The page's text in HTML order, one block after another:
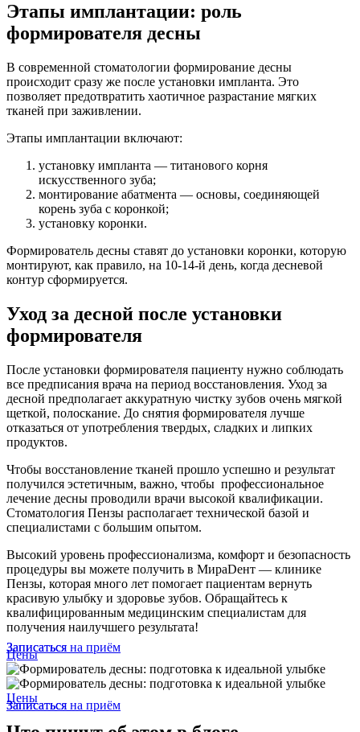
Этапы имплантации: роль
формирователя десны
В современной стоматологии формирование десны
происходит сразу же после установки импланта. Это
позволяет предотвратить хаотичное разрастание мягких
тканей при заживлении.
Этапы имплантации включают:
установку импланта — титанового корня
искусственного зуба;
монтирование абатмента — основы, соединяющей
корень зуба с коронкой;
установку коронки.
Формирователь десны ставят до установки коронки, которую
монтируют, как правило, на 10-14-й день, когда десневой
контур сформируется.
Уход за десной после установки
формирователя
После установки формирователя пациенту нужно соблюдать
все предписания врача на период восстановления. Уход за
десной предполагает аккуратную чистку зубов очень мягкой
щеткой, полоскание. До снятия формирователя лучше
отказаться от употребления твердых, сладких и липких
продуктов.
Чтобы восстановление тканей прошло успешно и результат
получился эстетичным, важно, чтобы профессиональное
лечение десны проводили врачи высокой квалификации.
Стоматология Пензы располагает технической базой и
специалистами с большим опытом.
Высокий уровень профессионализма, комфорт и безопасность
процедуры вы можете получить в МираDент — клинике
Пензы, которая много лет помогает пациентам вернуть
красивую улыбку и здоровье зубов. Обращайтесь к
квалифицированным медицинским специалистам для
получения наилучшего результата!
Записаться на приём
Записаться
Цены
Цены
Записаться на приём
Записаться